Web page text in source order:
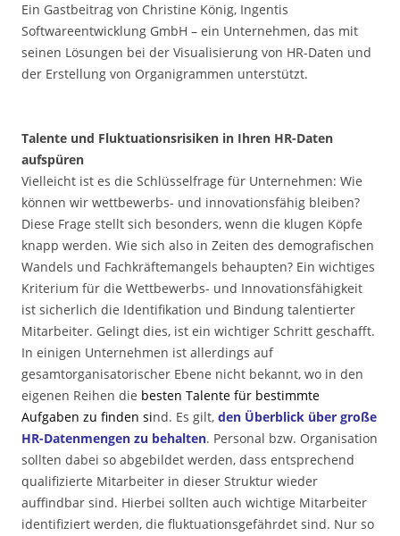
Ein Gastbeitrag von Christine König, Ingentis
Softwareentwicklung GmbH – ein Unternehmen, das mit
seinen Lösungen bei der Visualisierung von HR-Daten und
der Erstellung von Organigrammen unterstützt.
Talente und Fluktuationsrisiken in Ihren HR-Daten
aufspüren
Vielleicht ist es die Schlüsselfrage für Unternehmen: Wie
können wir wettbewerbs- und innovationsfähig bleiben?
Diese Frage stellt sich besonders, wenn die klugen Köpfe
knapp werden. Wie sich also in Zeiten des demografischen
Wandels und Fachkräftemangels behaupten? Ein wichtiges
Kriterium für die Wettbewerbs- und Innovationsfähigkeit
ist sicherlich die Identifikation und Bindung talentierter
Mitarbeiter. Gelingt dies, ist ein wichtiger Schritt geschafft.
In einigen Unternehmen ist allerdings auf
gesamtorganisatorischer Ebene nicht bekannt, wo in den
eigenen Reihen die besten Talente für bestimmte
Aufgaben zu finden sind. Es gilt, den Überblick über große
HR-Datenmengen zu behalten. Personal bzw. Organisation
sollten dabei so abgebildet werden, dass entsprechend
qualifizierte Mitarbeiter in dieser Struktur wieder
auffindbar sind. Hierbei sollten auch wichtige Mitarbeiter
identifiziert werden, die fluktuationsgefährdet sind. Nur so